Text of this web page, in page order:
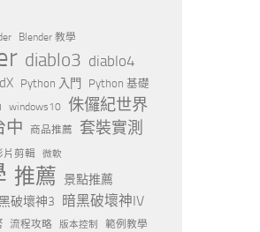
Blender 教學
diablo3 diablo4
Python 入門 Python 基礎
windows10 侏儸紀世界
中 商品推薦 套裝實測
片剪輯 微軟
推薦 景點推薦
破壞神3 暗黑破壞神IV
流程攻略 版本控制 範例教學